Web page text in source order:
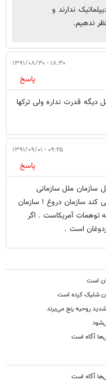
ندارند و
ندهیم.
۱۸:۳۰ - ۱۳۹۱/۰۸/۳۰
پاسخ
ﻗﺪﺭﺕ ﻧﺪﺍﺭﻩ ﻭﻟﯽ ﺗﺮﮐﻬﺎ
۰۹:۲۵ - ۱۳۹۱/۰۹/۰۱
پاسخ
سازمان ملل سازمانی
کند سازمان دروغ ! سازمان
توهمات آمریکاست . اگر
است .
است
شدید روحیه رنج می‌برند
آگاه است
آگاه است